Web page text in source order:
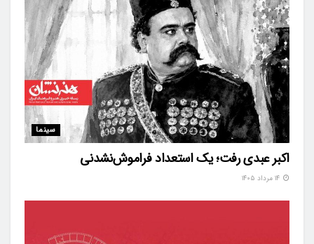
سینما
اکبر عبدی رفت؛ یک استعداد فراموش‌نشدنی